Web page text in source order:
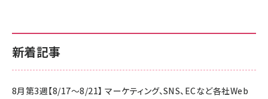
新着記事
8月第3週【8/17～8/21】 マーケティング、SNS、ECなど各社Web